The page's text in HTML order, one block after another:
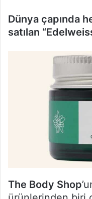
Dünya çapında
satılan
The Body Shop